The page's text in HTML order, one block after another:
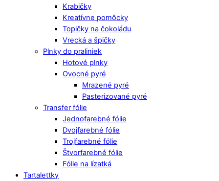
Krabičky
Kreatívne pomôcky
Topičky na čokoládu
Vrecká a špičky
Plnky do praliniek
Hotové plnky
Ovocné pyré
Mrazené pyré
Pasterizované pyré
Transfer fólie
Jednofarebné fólie
Dvojfarebné fólie
Trojfarebné fólie
Štvorfarebné fólie
Fólie na lízatká
Tartalettky